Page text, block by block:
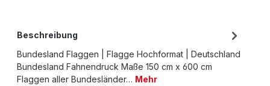
Beschreibung
Bundesland Flaggen | Flagge Hochformat | Deutschland
Bundesland Fahnendruck Maße 150 cm x 600 cm
Flaggen aller Bundesländer… Mehr